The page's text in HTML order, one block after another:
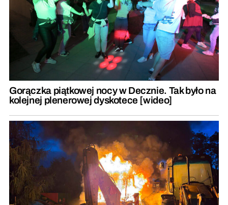
Gorączka piątkowej nocy w Decznie. Tak było na
kolejnej plenerowej dyskotece [wideo]